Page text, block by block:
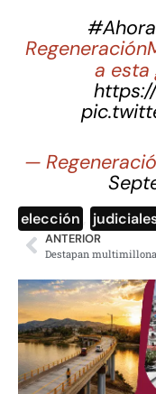
#Ahora
a esta
—
elección
ANTERIOR